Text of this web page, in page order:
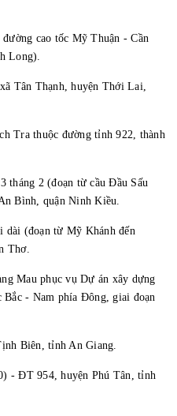
cao tốc Mỹ Thuận - Cần
Long).
Tân Thạnh, huyện Thới Lai,
Tra thuộc đường tỉnh 922, thành
tháng 2 (đoạn từ cầu Đầu Sấu
Bình, quận Ninh Kiều.
(đoạn từ Mỹ Khánh đến
Thơ.
Mau phục vụ Dự án xây dựng
- Nam phía Đông, giai đoạn
Biên, tỉnh An Giang.
- ĐT 954, huyện Phú Tân, tỉnh